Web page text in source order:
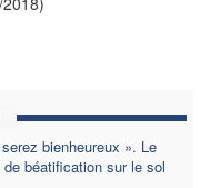
bienheureux ». Le
béatification sur le sol